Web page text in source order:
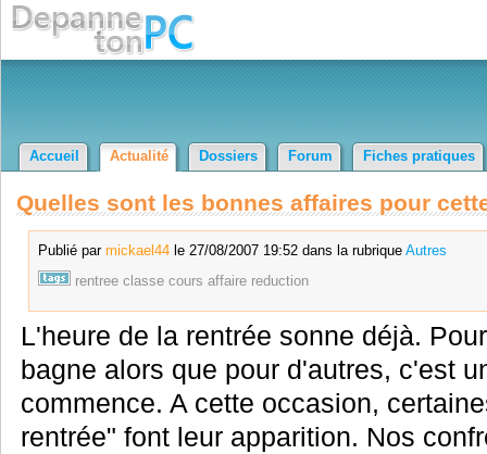
Accueil Actualité Dossiers Forum Fiches pratiques
Quelles sont les bonnes affaires pour
Publié par mickael44le 27/08/2007 19:52 dans la rubrique Autres
rentree classe cours affaire reduction
L'heure de la rentrée sonne déjà.
bagne alors que pour d'autres, c'est
commence. A cette occasion,
rentrée" font leur apparition. Nos